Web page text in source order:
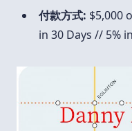
付款方式: $5,000
in 30 Days // 5%